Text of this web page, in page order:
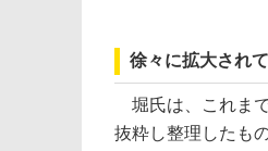
徐々に拡大され
堀氏は、これま
抜粋し整理したも